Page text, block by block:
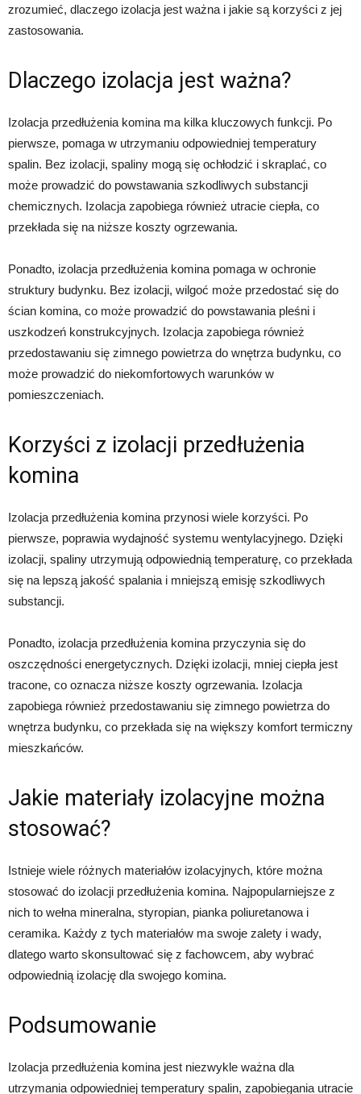
zrozumieć, dlaczego izolacja jest ważna i jakie są korzyści z jej
zastosowania.
Dlaczego izolacja jest ważna?
Izolacja przedłużenia komina ma kilka kluczowych funkcji. Po
pierwsze, pomaga w utrzymaniu odpowiedniej temperatury
spalin. Bez izolacji, spaliny mogą się ochłodzić i skraplać, co
może prowadzić do powstawania szkodliwych substancji
chemicznych. Izolacja zapobiega również utracie ciepła, co
przekłada się na niższe koszty ogrzewania.
Ponadto, izolacja przedłużenia komina pomaga w ochronie
struktury budynku. Bez izolacji, wilgoć może przedostać się do
ścian komina, co może prowadzić do powstawania pleśni i
uszkodzeń konstrukcyjnych. Izolacja zapobiega również
przedostawaniu się zimnego powietrza do wnętrza budynku, co
może prowadzić do niekomfortowych warunków w
pomieszczeniach.
Korzyści z izolacji przedłużenia
komina
Izolacja przedłużenia komina przynosi wiele korzyści. Po
pierwsze, poprawia wydajność systemu wentylacyjnego. Dzięki
izolacji, spaliny utrzymują odpowiednią temperaturę, co przekłada
się na lepszą jakość spalania i mniejszą emisję szkodliwych
substancji.
Ponadto, izolacja przedłużenia komina przyczynia się do
oszczędności energetycznych. Dzięki izolacji, mniej ciepła jest
tracone, co oznacza niższe koszty ogrzewania. Izolacja
zapobiega również przedostawaniu się zimnego powietrza do
wnętrza budynku, co przekłada się na większy komfort termiczny
mieszkańców.
Jakie materiały izolacyjne można
stosować?
Istnieje wiele różnych materiałów izolacyjnych, które można
stosować do izolacji przedłużenia komina. Najpopularniejsze z
nich to wełna mineralna, styropian, pianka poliuretanowa i
ceramika. Każdy z tych materiałów ma swoje zalety i wady,
dlatego warto skonsultować się z fachowcem, aby wybrać
odpowiednią izolację dla swojego komina.
Podsumowanie
Izolacja przedłużenia komina jest niezwykle ważna dla
utrzymania odpowiedniej temperatury spalin, zapobiegania utracie